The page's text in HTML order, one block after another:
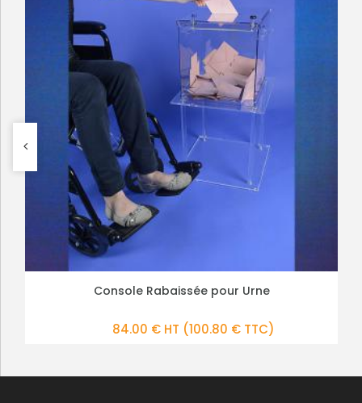
PLUS DE DÉTAILS
Console Rabaissée pour Urne
84.00 € HT (100.80 € TTC)
PLUS DE DÉTAILS
Pied pour Urne 600/1200 Bulletins
116.00 € HT (139.20 € TTC)